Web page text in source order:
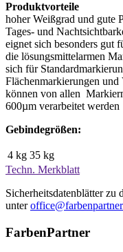
Produktvorteile
hoher Weißgrad und gute
Tages- und
eignet sich besonders gut
die lösungsmittelarmen
sich für
Flächenmarkierungen und
können von allen
600µm verarbeitet werden
Gebindegrößen:
4 kg 35 kg
Techn. Merkblatt
Sicherheitsdatenblätter zu
unter
FarbenPartner